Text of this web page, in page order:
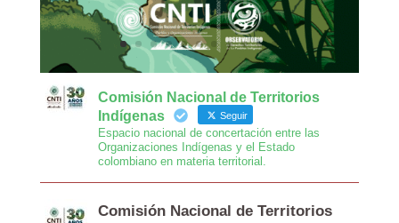
Comisión Nacional de Territorios
Indígenas
Seguir
Espacio nacional de concertación entre las
Organizaciones Indígenas y el Estado
colombiano en materia territorial.
Comisión Nacional de Territorios